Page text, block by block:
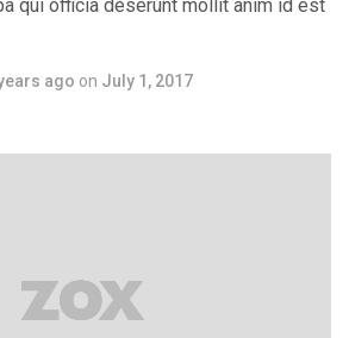
qui officia deserunt mollit anim id est
ago on July 1, 2017